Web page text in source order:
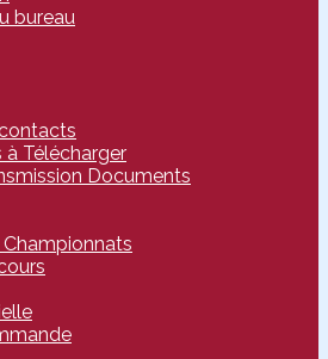
bureau
Télécharger
Documents